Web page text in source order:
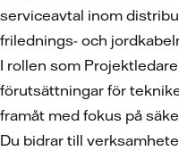
serviceavtal inom
frilednings- och
I rollen som
förutsättningar för
framåt med fokus på
Du bidrar till